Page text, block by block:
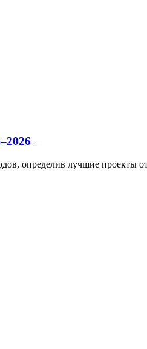
определив лучшие проекты